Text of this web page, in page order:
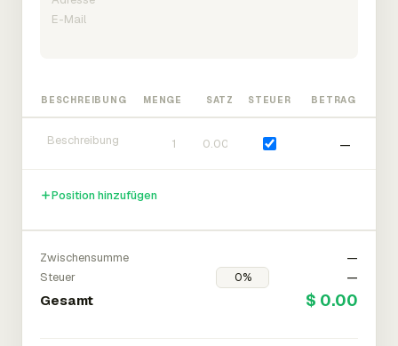
BESCHREIBUNG MENGE SATZ STEUER BETRAG
—
Position hinzufügen
Zwischensumme
—
Steuer
—
Gesamt $ 0.00